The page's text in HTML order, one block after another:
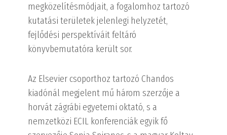
megközelítésmódjait, a fogalomhoz tartozó
kutatási területek jelenlegi helyzetét,
fejlődési perspektíváit feltáró
könyvbemutatóra került sor.
Az Elsevier csoporthoz tartozó Chandos
kiadónál megjelent mű három szerzője a
horvát zágrábi egyetemi oktató, s a
nemzetközi ECIL konferenciák egyik fő